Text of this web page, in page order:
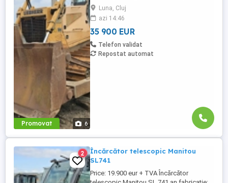
Promovat 6
la numerele: tel: 07 arata numarul 131 559
sau: 07 arata numarul 268 586 Buldozer
Liebherr PR 734LGP an fabricatie 2009 ore
de funcționare 8.700 h 200 CP greutate 22
tone cale de rulare 80% bună lamă 4 ...
Luna, Cluj
azi 14:46
35 900 EUR
Telefon validat
Repostat automat
2
Încărcător telescopic Manitou
SL741
Price: 19.900 eur + TVA Încărcător